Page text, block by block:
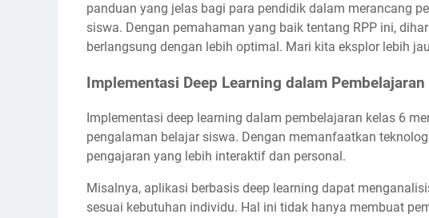
panduan yang jelas bagi para pendidik dalam merancang
siswa. Dengan pemahaman yang baik tentang RPP ini,
berlangsung dengan lebih optimal. Mari kita eksplor lebih
Implementasi Deep Learning dalam
Implementasi deep learning dalam pembelajaran kelas 6
pengalaman belajar siswa. Dengan memanfaatkan
pengajaran yang lebih interaktif dan personal.
Misalnya, aplikasi berbasis deep learning dapat
sesuai kebutuhan individu. Hal ini tidak hanya membuat